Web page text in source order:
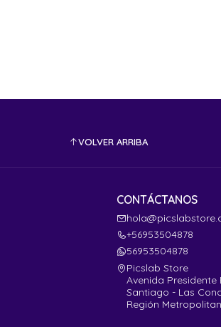
VOLVER ARRIBA
CONTÁCTANOS
+56953504878
56953504878
Picslab Store
Avenida Presidente
Santiago - Las
Región